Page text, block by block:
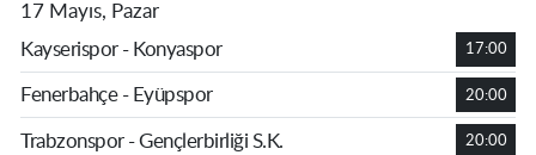
17 Mayıs, Pazar
Kayserispor - Konyaspor
17:00
Fenerbahçe - Eyüpspor 20:00
Trabzonspor - Gençlerbirliği S.K. 20:00